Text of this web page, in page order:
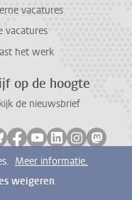
vacatures
vacatures
het werk
op de hoogte
de nieuwsbrief
Volg ons op bluesky
Volg ons op facebook
Volg ons op
Volg ons op
Volg ons
Volg
Meer informatie.
weigeren